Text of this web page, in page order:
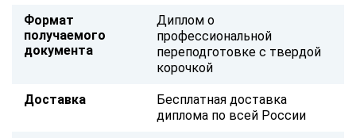
Формат
получаемого
документа
Диплом о
профессиональной
переподготовке с твердой
корочкой
Доставка
Бесплатная доставка
диплома по всей России